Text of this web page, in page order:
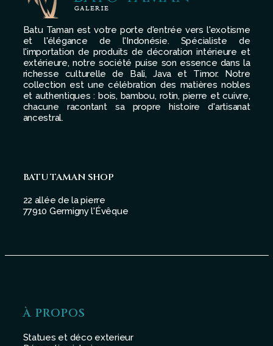
Batu Taman est votre porte d'entrée vers l'exotisme
et l'élégance de l'Indonésie. Spécialiste de
l'importation de produits de décoration intérieure et
extérieure, notre société puise son essence dans la
richesse culturelle de Bali, Java et Timor. Notre
collection est une célébration des matières nobles
et authentiques : bois, bambou, rotin, pierre et cuivre,
chacune racontant sa propre histoire d'artisanat
ancestral.
BATU TAMAN SHOP
22 allée de la pierre
77910 Germigny l'Évêque
À PROPOS
Statues et déco exterieur